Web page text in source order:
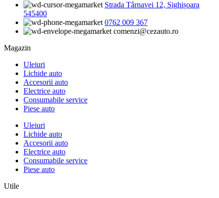
Strada Târnavei 12, Sighișoara
545400
0762 009 367
comenzi@cezauto.ro
Magazin
Uleiuri
Lichide auto
Accesorii auto
Electrice auto
Consumabile service
Piese auto
Uleiuri
Lichide auto
Accesorii auto
Electrice auto
Consumabile service
Piese auto
Utile